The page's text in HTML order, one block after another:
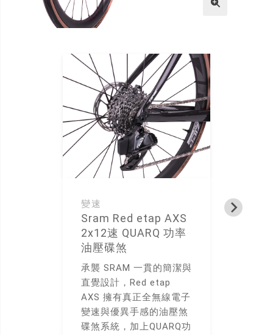
變速
Sram Red etap AXS
2x12速 QUARQ 功率
油壓碟煞
承襲 SRAM 一貫的簡潔與
直覺設計，Red etap
AXS 擁有真正全無線電子
變速與優異手感的油壓煞
碟煞系統，加上QUARQ功